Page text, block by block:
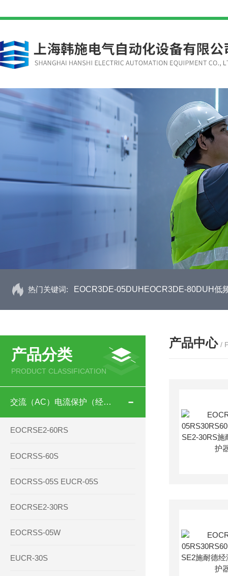
热门关键词: EOCR3DE-05DUHEOCR3DE-80DUH低
产品分类
PRODUCT CLASSIFICATION
交流（AC）电流保护（经济型）
EOCRSE2-60RS
EOCRSS-60S
EOCRSS-05S EUCR-05S
EOCRSE2-30RS
EOCRSS-05W
EUCR-30S
产品中心 /